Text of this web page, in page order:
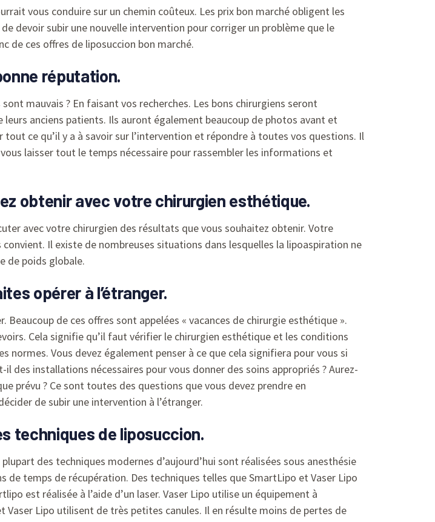
vous conduire sur un chemin coûteux. Les prix bon marché obligent les
devoir subir une nouvelle intervention pour corriger un problème que le
de ces offres de liposuccion bon marché.
réputation.
mauvais ? En faisant vos recherches. Les bons chirurgiens seront
anciens patients. Ils auront également beaucoup de photos avant et
ce qu’il y a à savoir sur l’intervention et répondre à toutes vos questions. Il
laisser tout le temps nécessaire pour rassembler les informations et
obtenir avec votre chirurgien esthétique.
avec votre chirurgien des résultats que vous souhaitez obtenir. Votre
Il existe de nombreuses situations dans lesquelles la lipoaspiration ne
de poids globale.
opérer à l’étranger.
de ces offres sont appelées « vacances de chirurgie esthétique ».
Cela signifie qu’il faut vérifier le chirurgien esthétique et les conditions
normes. Vous devez également penser à ce que cela signifiera pour vous si
des installations nécessaires pour vous donner des soins appropriés ? Aurez-
prévu ? Ce sont toutes des questions que vous devez prendre en
de subir une intervention à l’étranger.
techniques de liposuccion.
des techniques modernes d’aujourd’hui sont réalisées sous anesthésie
temps de récupération. Des techniques telles que SmartLipo et Vaser Lipo
est réalisée à l’aide d’un laser. Vaser Lipo utilise un équipement à
Lipo utilisent de très petites canules. Il en résulte moins de pertes de